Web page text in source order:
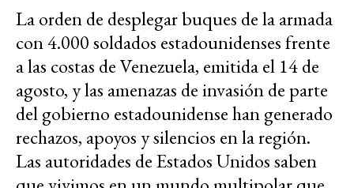
La orden de desplegar buques de la armada
con 4.000 soldados estadounidenses frente
a las costas de Venezuela, emitida el 14 de
agosto, y las amenazas de invasión de parte
del gobierno estadounidense han generado
rechazos, apoyos y silencios en la región.
Las autoridades de Estados Unidos saben